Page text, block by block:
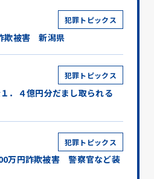
犯罪トピックス
欺被害 新潟県
犯罪トピックス
．４億円分だまし取られる
犯罪トピックス
万円詐欺被害 警察官など装